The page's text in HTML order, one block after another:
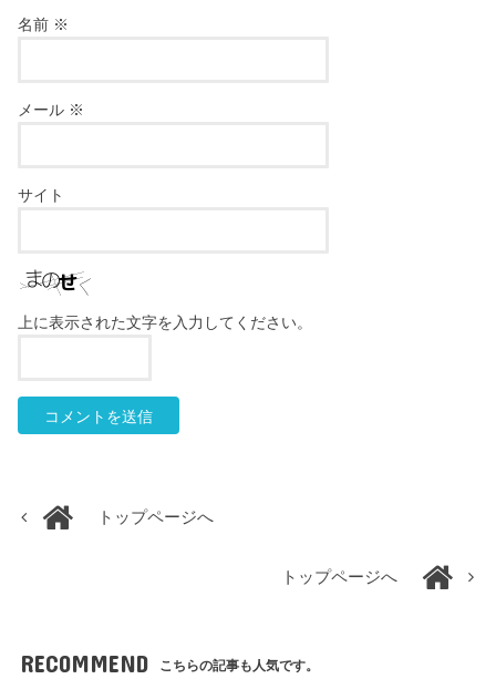
名前 ※
メール ※
サイト
上に表示された文字を入力してください。
トップページへ
トップページへ
RECOMMEND こちらの記事も人気です。